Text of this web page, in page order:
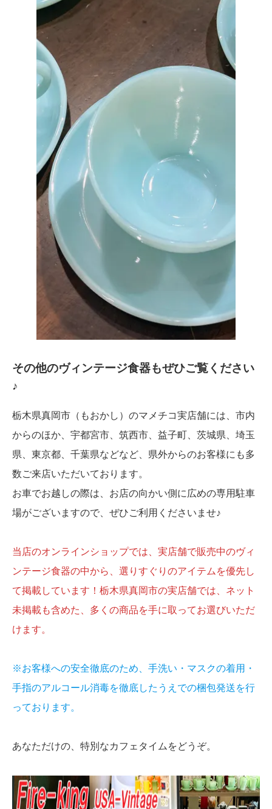
その他のヴィンテージ食器もぜひご覧ください
♪
栃木県真岡市（もおかし）のマメチコ実店舗には、市内
からのほか、宇都宮市、筑西市、益子町、茨城県、埼玉
県、東京都、千葉県などなど、県外からのお客様にも多
数ご来店いただいております。
お車でお越しの際は、お店の向かい側に広めの専用駐車
場がございますので、ぜひご利用くださいませ♪
当店のオンラインショップでは、実店舗で販売中のヴィ
ンテージ食器の中から、選りすぐりのアイテムを優先し
て掲載しています！栃木県真岡市の実店舗では、ネット
未掲載も含めた、多くの商品を手に取ってお選びいただ
けます。
※お客様への安全徹底のため、手洗い・マスクの着用・
手指のアルコール消毒を徹底したうえでの梱包発送を行
っております。
あなただけの、特別なカフェタイムをどうぞ。